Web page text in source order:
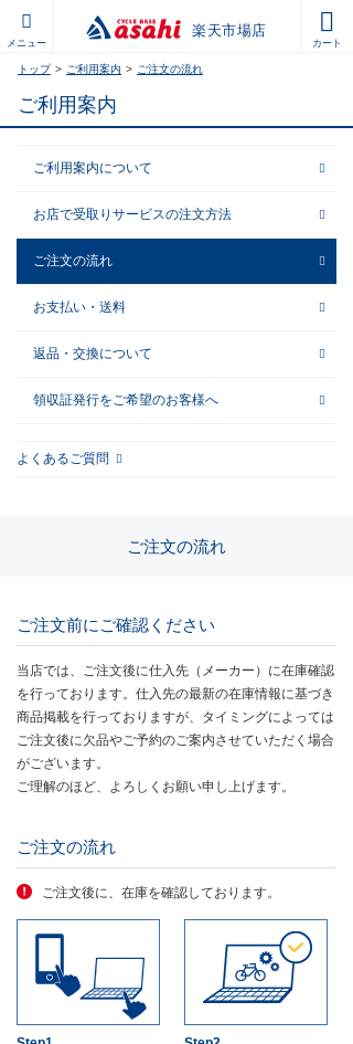
トップ ご利用案内 ご注文の流れ
ご利用案内
ご利⽤案内について
お店で受取りサービスの注⽂⽅法
ご注⽂の流れ
お⽀払い・送料
返品・交換について
領収証発⾏をご希望のお客様へ
よくあるご質問
ご注文の流れ
ご注⽂前にご確認ください
当店では、ご注文後に仕入先（メーカー）に在庫確認
を行っております。仕入先の最新の在庫情報に基づき
商品掲載を行っておりますが、タイミングによっては
ご注文後に欠品やご予約のご案内させていただく場合
がございます。
ご理解のほど、よろしくお願い申し上げます。
ご注⽂の流れ
ご注文後に、在庫を確認しております。